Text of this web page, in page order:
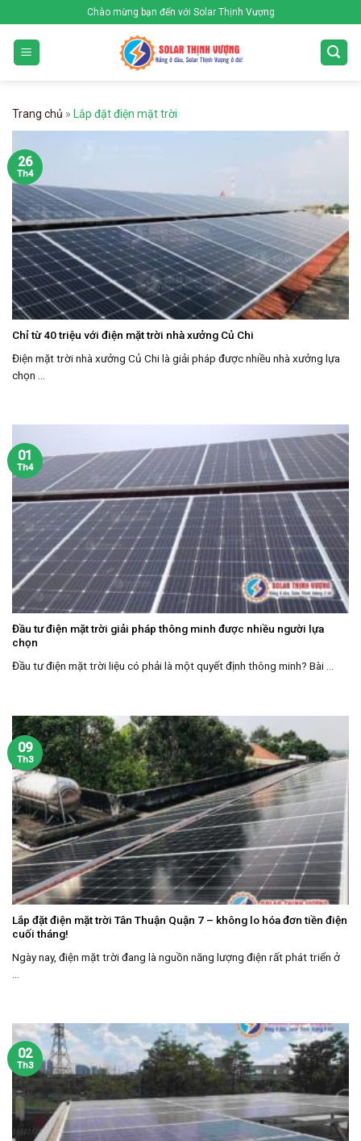
to
content
Chào mừng bạn đến với Solar Thịnh Vượng
Trang chủ » Lắp đặt điện mặt trời
Chỉ từ 40 triệu với điện mặt trời nhà xưởng Củ Chi
Điện mặt trời nhà xưởng Củ Chi là giải pháp được nhiều nhà xưởng lựa
chọn ...
26
Th4
Đầu tư điện mặt trời giải pháp thông minh được nhiều người lựa
chọn
Đầu tư điện mặt trời liệu có phải là một quyết định thông minh? Bài ...
01
Th4
Lắp đặt điện mặt trời Tân Thuận Quận 7 – không lo hóa đơn tiền điện
cuối tháng!
Ngày nay, điện mặt trời đang là nguồn năng lượng điện rất phát triển ở
09
Th3
02
Th3